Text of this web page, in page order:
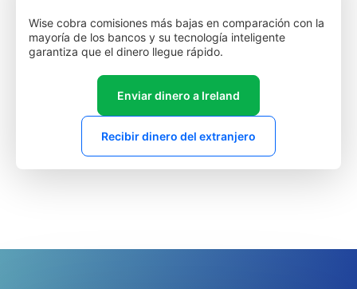
Wise cobra comisiones más bajas en comparación con la
mayoría de los bancos y su tecnología inteligente
garantiza que el dinero llegue rápido.
Enviar dinero a Ireland
Recibir dinero del extranjero